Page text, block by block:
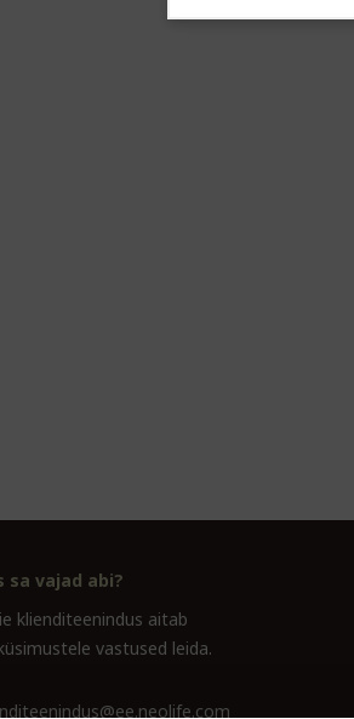
sa vajad abi?
klienditeenindus aitab
vastused leida.